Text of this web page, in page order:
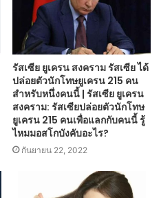
รัสเซีย ยูเครน สงคราม รัสเซีย ได้
ปล่อยตัวนักโทษยูเครน 215 คน
สำหรับหนึ่งคนนี้ | รัสเซีย ยูเครน
สงคราม: รัสเซียปล่อยตัวนักโทษ
ยูเครน 215 คนเพื่อแลกกับคนนี้ รู้
ไหมมอสโกบังคับอะไร?
กันยายน 22, 2022